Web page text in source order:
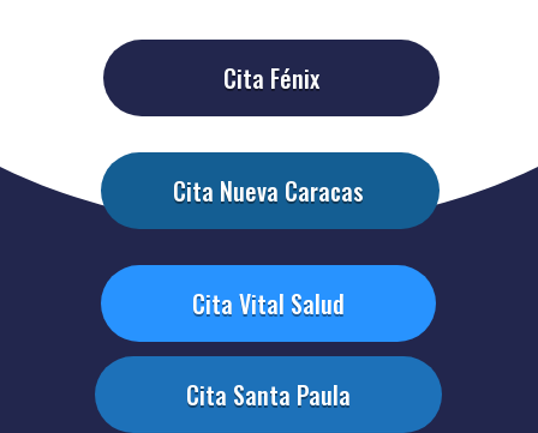
Cita Fénix
Cita Nueva Caracas
Cita Vital Salud
Cita Santa Paula